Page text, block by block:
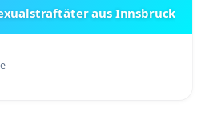
aus Innsbruck